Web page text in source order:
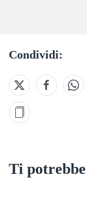
Condividi:
Ti